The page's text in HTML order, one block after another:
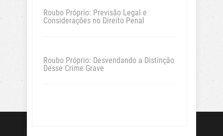
Roubo Próprio: Previsão Legal e
Considerações no Direito Penal
Roubo Próprio: Desvendando a Distinção
Desse Crime Grave